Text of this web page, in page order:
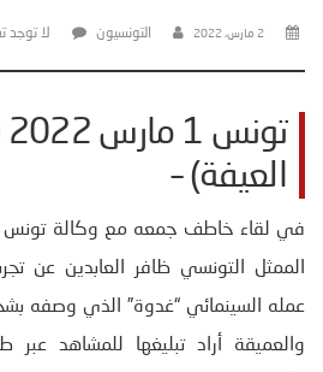
2 مارس، 2022 التونسيون لا توجد
العيفة) –
في لقاء خاطف جمعه مع وكالة تونس
الممثل التونسي ظافر العابدين عن
عمله السينمائي “غدوة” الذي وصفه
والعميقة أراد تبليغها للمشاهد